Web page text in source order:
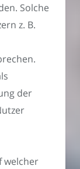
Solche
z. B.
der
welcher